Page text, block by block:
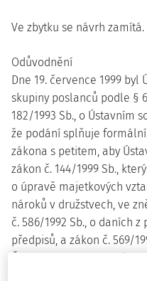
Ve zbytku se návrh zamítá.
Odůvodnění
Dne 19. července 1999
skupiny poslanců podle §
182/1993 Sb., o Ústavním
že podání splňuje
zákona s petitem, aby
zákon č. 144/1999 Sb.,
o úpravě majetkových
nároků v družstvech, ve
č. 586/1992 Sb., o daních
předpisů, a zákon č. 569/
České republiky, ve znění